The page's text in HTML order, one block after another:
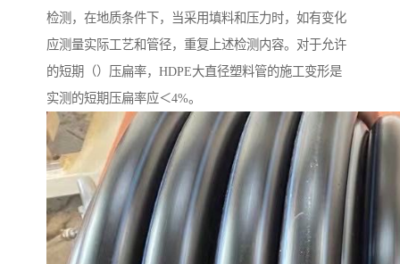
检测，在地质条件下，当采用填料和压力时，如有变化
应测量实际工艺和管径，重复上述检测内容。对于允许
的短期（）压扁率，HDPE大直径塑料管的施工变形是
实测的短期压扁率应＜4%。